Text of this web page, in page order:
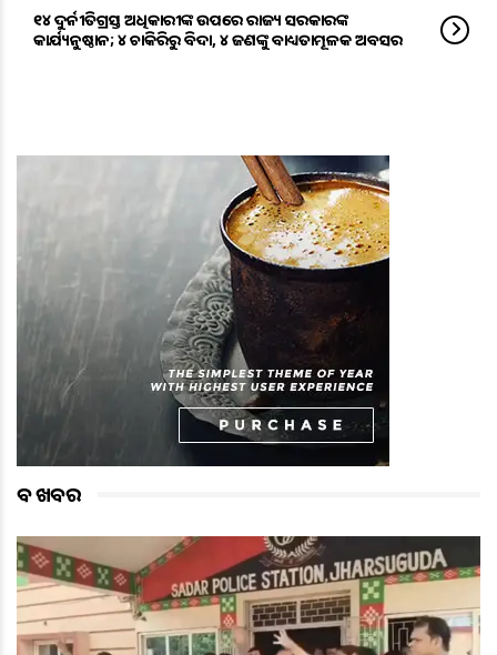
୧୪ ଦୁର୍ନୀତିଗ୍ରସ୍ତ ଅଧିକାରୀଙ୍କ ଉପରେ ରାଜ୍ୟ ସରକାରଙ୍କ
କାର୍ଯ୍ୟନୁଷ୍ଠାନ; ୪ ଚାକିରିରୁ ବିଦା, ୪ ଜଣଙ୍କୁ ବାଧ୍ୟତାମୂଳକ ଅବସର
ବଡ ଖବର